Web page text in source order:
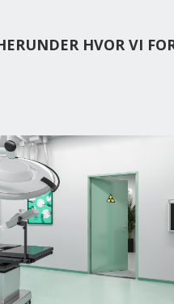
HVOR VI